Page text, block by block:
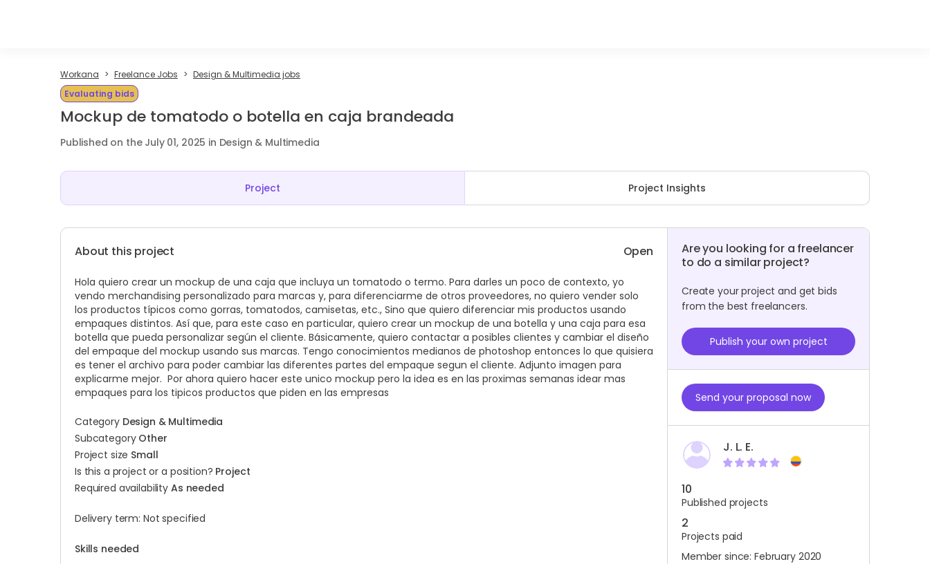
Workana Freelance Jobs
Design & Multimedia jobs
Evaluating bids
Mockup de tomatodo o botella en caja brandeada
Published on the July 01, 2025 in Design & Multimedia
Project Project Insights
About this project Open
Hola quiero crear un mockup de una caja que incluya un tomatodo o termo. Para darles un poco de contexto, yo
vendo merchandising personalizado para marcas y, para diferenciarme de otros proveedores, no quiero vender solo
los productos típicos como gorras, tomatodos, camisetas, etc., Sino que quiero diferenciar mis productos usando
empaques distintos. Así que, para este caso en particular, quiero crear un mockup de una botella y una caja para esa
botella que pueda personalizar según el cliente. Básicamente, quiero contactar a posibles clientes y cambiar el diseño
del empaque del mockup usando sus marcas. Tengo conocimientos medianos de photoshop entonces lo que quisiera
es tener el archivo para poder cambiar las diferentes partes del empaque segun el cliente. Adjunto imagen para
explicarme mejor. Por ahora quiero hacer este unico mockup pero la idea es en las proximas semanas idear mas
empaques para los tipicos productos que piden en las empresas
Category Design & Multimedia
Subcategory Other
Project size Small
Is this a project or a position? Project
Required availability As needed
Delivery term: Not specified
Skills needed
Are you looking for a freelancer
to do a similar project?
Create your project and get bids
from the best freelancers.
Publish your own project
Send your proposal now
J. L. E.
10
Published projects
2
Projects paid
Member since: February 2020